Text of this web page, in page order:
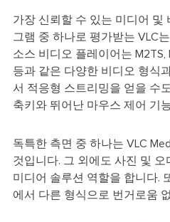
가장 신뢰할 수 있는 미디어 및
그램 중 하나로 평가받는 VLC
소스 비디오 플레이어는 M2TS,
등과 같은 다양한 비디오 형식
서 적응형 스트리밍을 얻을 수
축키와 뛰어난 마우스 제어 기
독특한 측면 중 하나는 VLC
것입니다. 그 외에도 사진 및
미디어 솔루션 역할을 합니다.
에서 다른 형식으로 번거로움